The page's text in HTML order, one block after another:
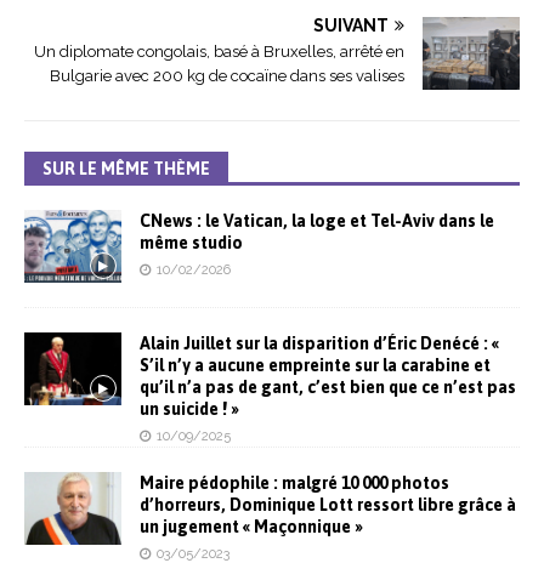
SUIVANT
Un diplomate congolais, basé à Bruxelles, arrêté en
Bulgarie avec 200 kg de cocaïne dans ses valises
SUR LE MÊME THÈME
CNews : le Vatican, la loge et Tel-Aviv dans le
même studio
10/02/2026
Alain Juillet sur la disparition d’Éric Denécé : «
S’il n’y a aucune empreinte sur la carabine et
qu’il n’a pas de gant, c’est bien que ce n’est pas
un suicide ! »
10/09/2025
Maire pédophile : malgré 10 000 photos
d’horreurs, Dominique Lott ressort libre grâce à
un jugement « Maçonnique »
03/05/2023